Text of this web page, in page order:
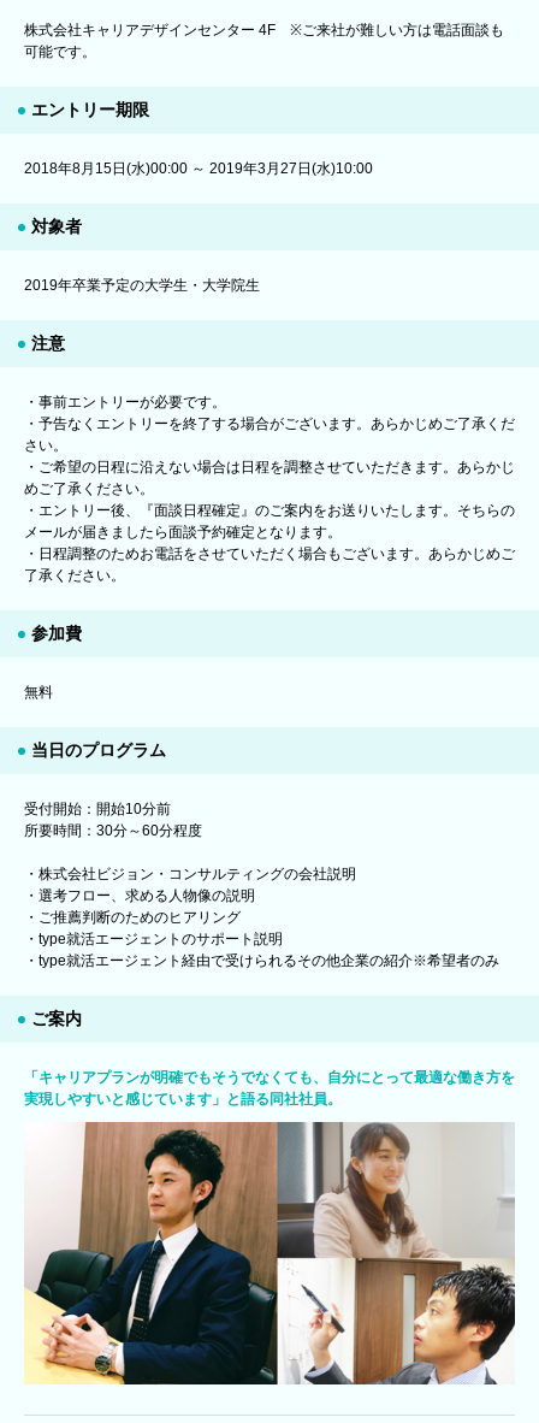
株式会社キャリアデザインセンター 4F ※ご来社が難しい方は電話面談も
可能です。
エントリー期限
2018年8月15日(水)00:00 ～ 2019年3月27日(水)10:00
対象者
2019年卒業予定の大学生・大学院生
注意
・事前エントリーが必要です。
・予告なくエントリーを終了する場合がございます。あらかじめご了承くだ
さい。
・ご希望の日程に沿えない場合は日程を調整させていただきます。あらかじ
めご了承ください。
・エントリー後、『面談日程確定』のご案内をお送りいたします。そちらの
メールが届きましたら面談予約確定となります。
・日程調整のためお電話をさせていただく場合もございます。あらかじめご
了承ください。
参加費
無料
当日のプログラム
受付開始：開始10分前
所要時間：30分～60分程度
・株式会社ビジョン・コンサルティングの会社説明
・選考フロー、求める人物像の説明
・ご推薦判断のためのヒアリング
・type就活エージェントのサポート説明
・type就活エージェント経由で受けられるその他企業の紹介※希望者のみ
ご案内
「キャリアプランが明確でもそうでなくても、自分にとって最適な働き方を
実現しやすいと感じています」と語る同社社員。